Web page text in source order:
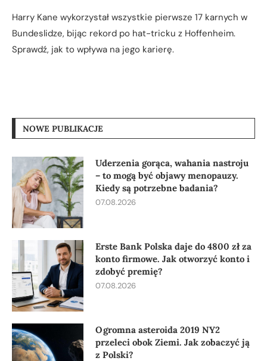
Harry Kane wykorzystał wszystkie pierwsze 17 karnych w
Bundeslidze, bijąc rekord po hat-tricku z Hoffenheim.
Sprawdź, jak to wpływa na jego karierę.
NOWE PUBLIKACJE
Uderzenia gorąca, wahania nastroju
– to mogą być objawy menopauzy.
Kiedy są potrzebne badania?
07.08.2026
Erste Bank Polska daje do 4800 zł za
konto firmowe. Jak otworzyć konto i
zdobyć premię?
07.08.2026
Ogromna asteroida 2019 NY2
przeleci obok Ziemi. Jak zobaczyć ją
z Polski?